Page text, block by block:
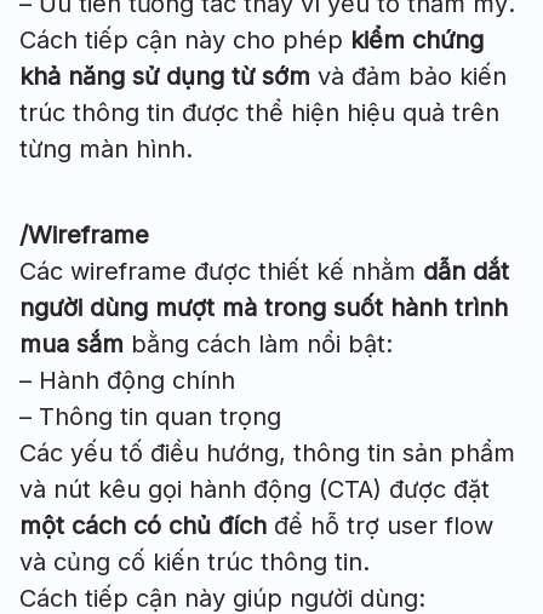
Cách tiếp cận này cho phép kiểm chứng
khả năng sử dụng từ sớm và đảm bảo kiến
trúc thông tin được thể hiện hiệu quả trên
từng màn hình.
/Wireframe
Các wireframe được thiết kế nhằm dẫn dắt
người dùng mượt mà trong suốt hành trình
mua sắm bằng cách làm nổi bật:
– Hành động chính
– Thông tin quan trọng
Các yếu tố điều hướng, thông tin sản phẩm
và nút kêu gọi hành động (CTA) được đặt
một cách có chủ đích để hỗ trợ user flow
và củng cố kiến trúc thông tin.
Cách tiếp cận này giúp người dùng: